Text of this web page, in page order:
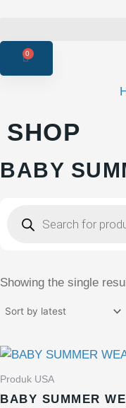
0
CART
SHOP
BABY
search
Showing the single
Produk USA
BABY SUMMER